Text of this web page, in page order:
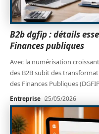
B2b dgfip : détails
Finances publiques
Avec la numérisation
des B2B subit des
des Finances Publiques
Entreprise 25/05/2026